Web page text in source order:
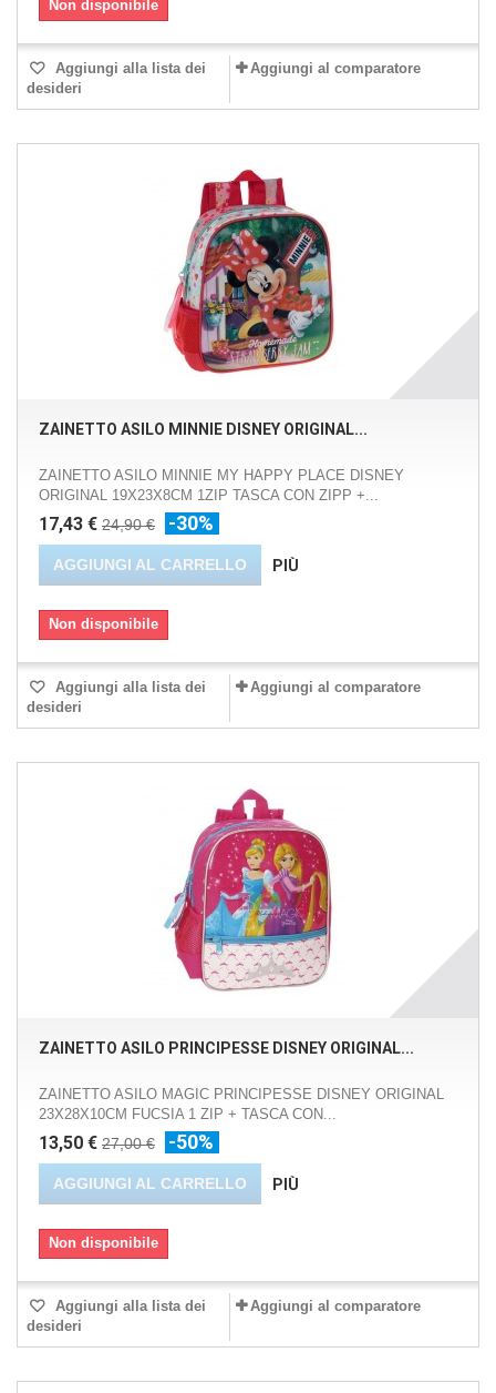
Non disponibile
Aggiungi alla lista dei
desideri
Aggiungi al comparatore
ZAINETTO ASILO MINNIE DISNEY ORIGINAL...
ZAINETTO ASILO MINNIE MY HAPPY PLACE DISNEY
ORIGINAL 19X23X8CM 1ZIP TASCA CON ZIPP +...
17,43 € 24,90 € -30%
AGGIUNGI AL CARRELLO PIÙ
Non disponibile
Aggiungi alla lista dei
desideri
Aggiungi al comparatore
ZAINETTO ASILO PRINCIPESSE DISNEY ORIGINAL...
ZAINETTO ASILO MAGIC PRINCIPESSE DISNEY ORIGINAL
23X28X10CM FUCSIA 1 ZIP + TASCA CON...
13,50 € 27,00 € -50%
AGGIUNGI AL CARRELLO PIÙ
Non disponibile
Aggiungi alla lista dei
desideri
Aggiungi al comparatore